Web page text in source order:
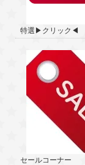
特選▶クリック◀
セールコーナー